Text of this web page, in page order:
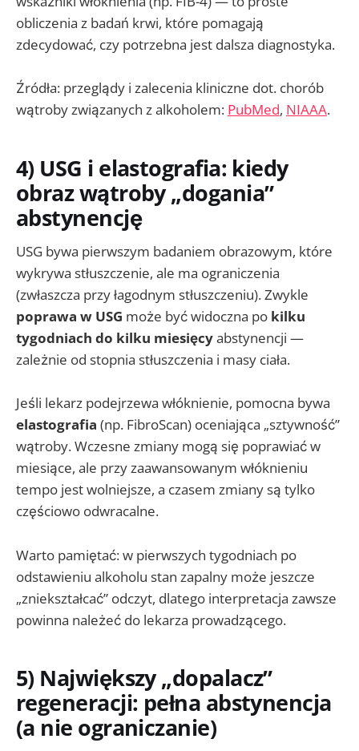
obliczenia z badań krwi, które pomagają
zdecydować, czy potrzebna jest dalsza diagnostyka.
Źródła: przeglądy i zalecenia kliniczne dot. chorób
wątroby związanych z alkoholem: PubMed, NIAAA.
4) USG i elastografia: kiedy
obraz wątroby „dogania”
abstynencję
USG bywa pierwszym badaniem obrazowym, które
wykrywa stłuszczenie, ale ma ograniczenia
(zwłaszcza przy łagodnym stłuszczeniu). Zwykle
poprawa w USG może być widoczna po kilku
tygodniach do kilku miesięcyabstynencji —
zależnie od stopnia stłuszczenia i masy ciała.
Jeśli lekarz podejrzewa włóknienie, pomocna bywa
elastografia (np. FibroScan) oceniająca „sztywność”
wątroby. Wczesne zmiany mogą się poprawiać w
miesiące, ale przy zaawansowanym włóknieniu
tempo jest wolniejsze, a czasem zmiany są tylko
częściowo odwracalne.
Warto pamiętać: w pierwszych tygodniach po
odstawieniu alkoholu stan zapalny może jeszcze
„zniekształcać” odczyt, dlatego interpretacja zawsze
powinna należeć do lekarza prowadzącego.
5) Największy „dopalacz”
regeneracji: pełna abstynencja
(a nie ograniczanie)